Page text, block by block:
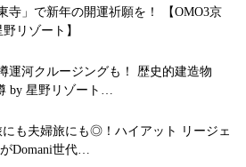
寺」で新年の開運祈願を！ 【OMO3京
リゾート】
運河クルージングも！ 歴史的建造物
by 星野リゾート…
にも夫婦旅にも◎！ハイアット リージェ
Domani世代…